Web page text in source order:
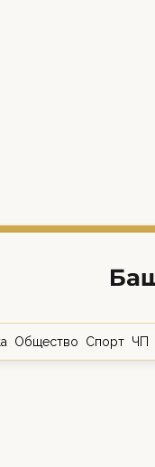
Общество Спорт ЧП